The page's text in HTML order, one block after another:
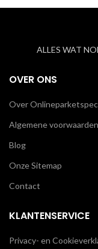
ALLES WAT
OVER ONS
Over
Algemene voorwaarden
Blog
Onze Sitemap
Contact
KLANTENSERVICE
Privacy- en